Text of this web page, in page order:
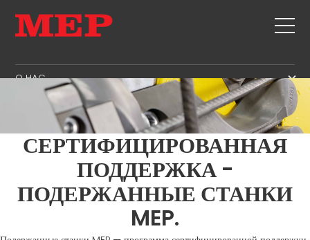
O HAC
O HAC
SUSTAINABILITY
SERVICE
ПРОДУКЦИЯ
ХОМУТЫ
РУБКА + СКОБА
ПРАВКА
H.R. DEVELOPMENT
СПИСОК СОБЫТИЙ
CAREERS
СЕРТИФИЦИРОВАННАЯ
ПОДДЕРЖКА -
ПОДЕРЖАННЫЕ СТАНКИ
MEP.